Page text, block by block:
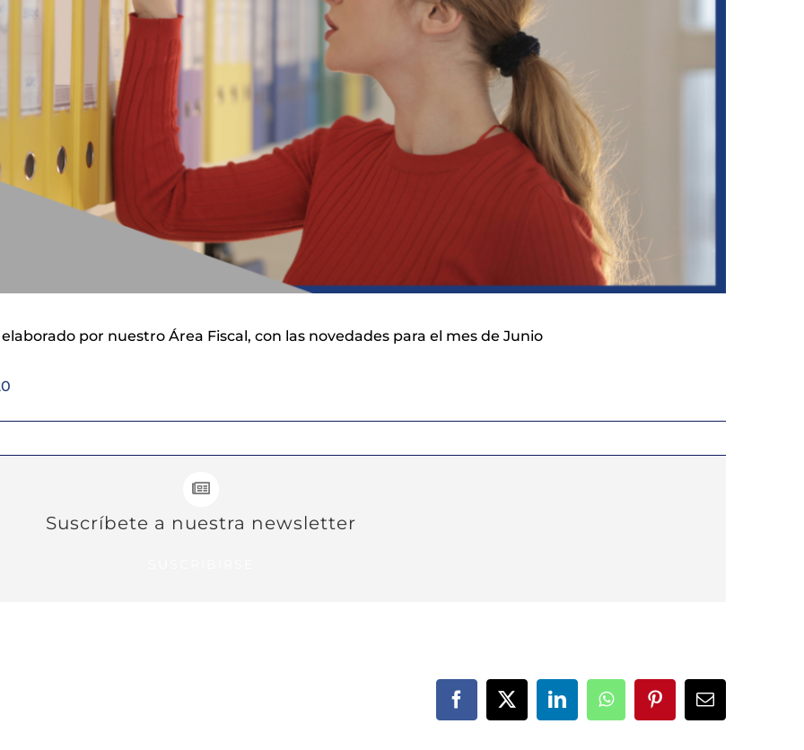
por nuestro Área Fiscal, con las novedades para el mes de Junio
Suscríbete a nuestra newsletter
Facebook
X LinkedInWhatsAppPinterestCorreo
electrónico